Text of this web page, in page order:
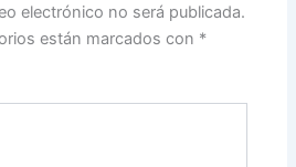
electrónico no será publicada.
están marcados con *